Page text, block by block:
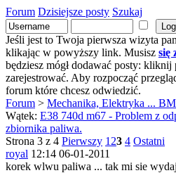
Forum Dzisiejsze posty Szukaj
Jeśli jest to Twoja pierwsza wizyta
klikając w powyższy link. Musisz się
będziesz mógł dodawać posty:
zarejestrować. Aby rozpocząć
forum które chcesz odwiedzić.
Forum > Mechanika, Elektryka ...
Wątek: E38 740d m67 - Problem z
zbiornika paliwa.
Strona 3 z 4 Pierwszy 1 23 4 Ostatni
royal 12:14 06-01-2011
korek wlwu paliwa ... tak mi sie